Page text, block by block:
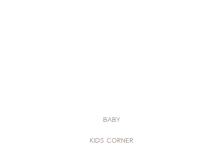
BABY
KIDS CORNER